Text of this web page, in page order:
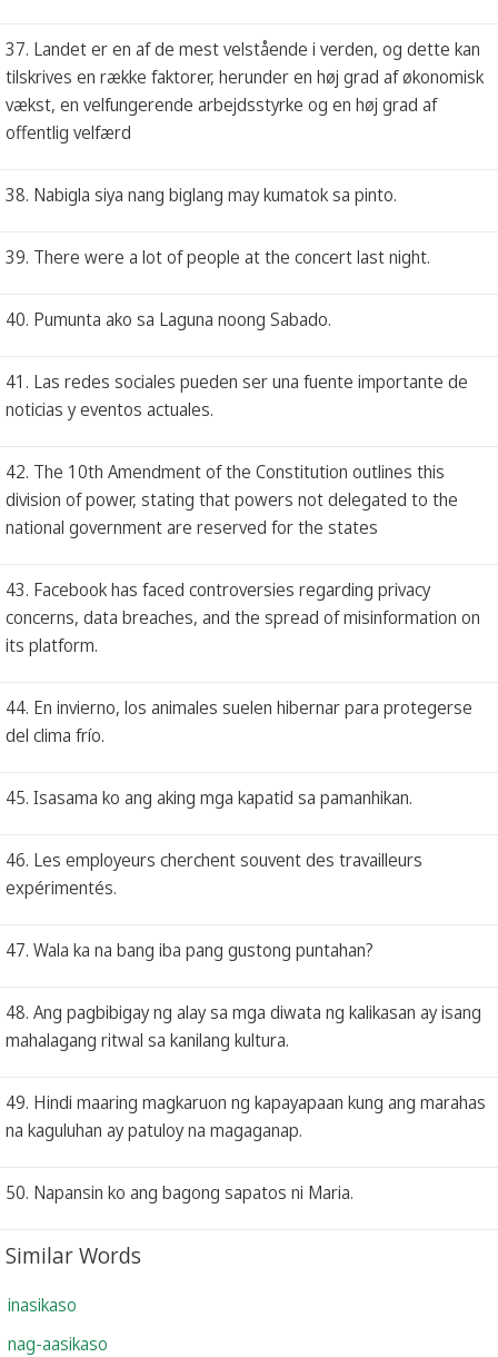
37. Landet er en af de mest velstående i verden, og dette kan
tilskrives en række faktorer, herunder en høj grad af økonomisk
vækst, en velfungerende arbejdsstyrke og en høj grad af
offentlig velfærd
38. Nabigla siya nang biglang may kumatok sa pinto.
39. There were a lot of people at the concert last night.
40. Pumunta ako sa Laguna noong Sabado.
41. Las redes sociales pueden ser una fuente importante de
noticias y eventos actuales.
42. The 10th Amendment of the Constitution outlines this
division of power, stating that powers not delegated to the
national government are reserved for the states
43. Facebook has faced controversies regarding privacy
concerns, data breaches, and the spread of misinformation on
its platform.
44. En invierno, los animales suelen hibernar para protegerse
del clima frío.
45. Isasama ko ang aking mga kapatid sa pamanhikan.
46. Les employeurs cherchent souvent des travailleurs
expérimentés.
47. Wala ka na bang iba pang gustong puntahan?
48. Ang pagbibigay ng alay sa mga diwata ng kalikasan ay isang
mahalagang ritwal sa kanilang kultura.
49. Hindi maaring magkaruon ng kapayapaan kung ang marahas
na kaguluhan ay patuloy na magaganap.
50. Napansin ko ang bagong sapatos ni Maria.
Similar Words
inasikaso
nag-aasikaso